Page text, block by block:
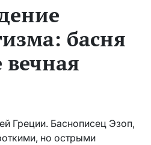
басня
вечная
Греции. Баснописец Эзоп,
но острыми